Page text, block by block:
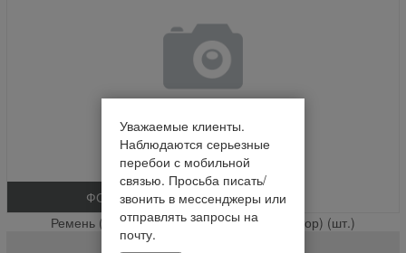
ФОТО
Ремень (PIX) 4НВ-3412 (Контрпривод Вектор) (шт.)
Уважаемые клиенты.
Наблюдаются серьезные
перебои с мобильной
связью. Просьба писать/
звонить в мессенджеры или
отправлять запросы на
почту.